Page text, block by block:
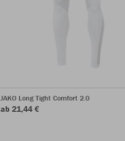
JAKO Long Tight Comfort 2.0
ab 21,44 €